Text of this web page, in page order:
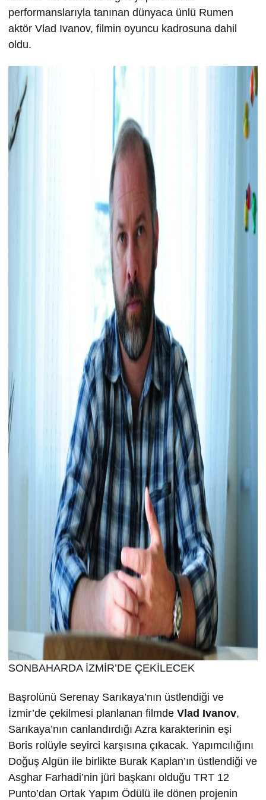
performanslarıyla tanınan dünyaca ünlü Rumen
aktör Vlad Ivanov, filmin oyuncu kadrosuna dahil
oldu.
SONBAHARDA İZMİR’DE ÇEKİLECEK
Başrolünü Serenay Sarıkaya’nın üstlendiği ve
İzmir’de çekilmesi planlanan filmde Vlad Ivanov,
Sarıkaya’nın canlandırdığı Azra karakterinin eşi
Boris rolüyle seyirci karşısına çıkacak. Yapımcılığını
Doğuş Algün ile birlikte Burak Kaplan’ın üstlendiği ve
Asghar Farhadi’nin jüri başkanı olduğu TRT 12
Punto’dan Ortak Yapım Ödülü ile dönen projenin